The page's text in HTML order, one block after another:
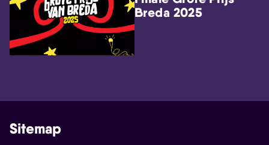
Breda 2025
Sitemap